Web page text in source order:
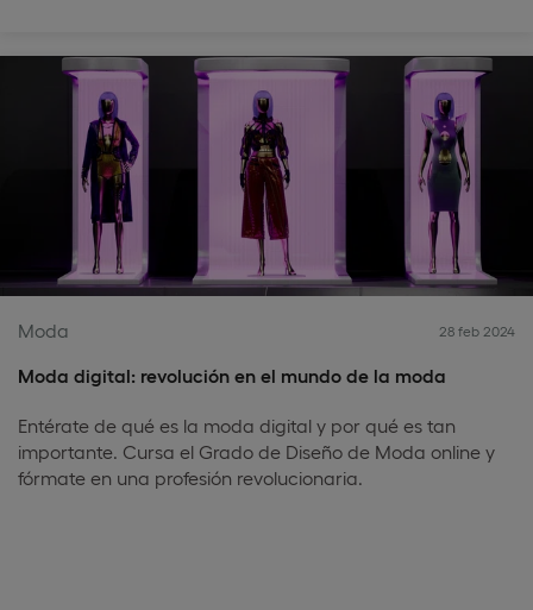
Moda 28 feb 2024
Moda digital: revolución en el mundo de la moda
Entérate de qué es la moda digital y por qué es tan
importante. Cursa el Grado de Diseño de Moda online y
fórmate en una profesión revolucionaria.